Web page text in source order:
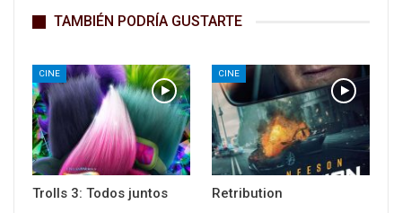
TAMBIÉN PODRÍA GUSTARTE
CINE
Trolls 3: Todos juntos
CINE
Retribution